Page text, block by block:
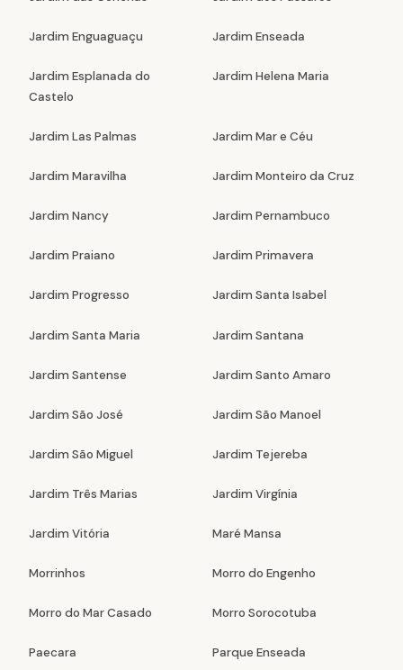
Jardim Enguaguaçu Jardim Enseada
Jardim Esplanada do
Castelo
Jardim Helena Maria
Jardim Las Palmas Jardim Mar e Céu
Jardim Maravilha Jardim Monteiro da Cruz
Jardim Nancy Jardim Pernambuco
Jardim Praiano Jardim Primavera
Jardim Progresso Jardim Santa Isabel
Jardim Santa Maria Jardim Santana
Jardim Santense Jardim Santo Amaro
Jardim São José Jardim São Manoel
Jardim São Miguel Jardim Tejereba
Jardim Três Marias Jardim Virgínia
Jardim Vitória Maré Mansa
Morrinhos Morro do Engenho
Morro do Mar Casado Morro Sorocotuba
Paecara Parque Enseada